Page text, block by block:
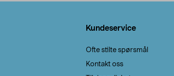
Kundeservice
Ofte stilte spørsmål
Kontakt oss